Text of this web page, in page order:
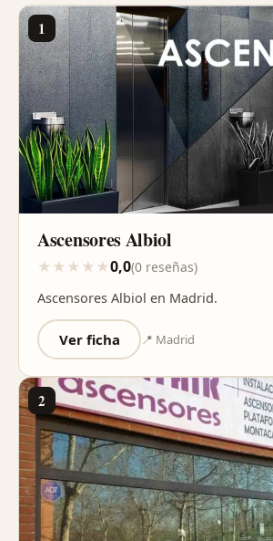
1
Ascensores Albiol
★ ★ ★ ★ ★0,0(0 reseñas)
Ascensores Albiol en Madrid.
Ver ficha 📍 Madrid
2